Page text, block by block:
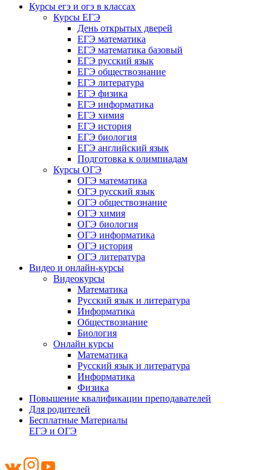
Курсы егэ и огэ в классах
Курсы ЕГЭ
День открытых дверей
ЕГЭ математика
ЕГЭ математика базовый
ЕГЭ русский язык
ЕГЭ обществознание
ЕГЭ литература
ЕГЭ физика
ЕГЭ информатика
ЕГЭ химия
ЕГЭ история
ЕГЭ биология
ЕГЭ английский язык
Подготовка к олимпиадам
Курсы ОГЭ
ОГЭ математика
ОГЭ русский язык
ОГЭ обществознание
ОГЭ химия
ОГЭ биология
ОГЭ информатика
ОГЭ история
ОГЭ литература
Видео и онлайн-курсы
Видеокурсы
Математика
Русский язык и литература
Информатика
Обществознание
Биология
Онлайн курсы
Математика
Русский язык и литература
Информатика
Физика
Повышение квалификации преподавателей
Для родителей
Бесплатные Материалы
ЕГЭ и ОГЭ